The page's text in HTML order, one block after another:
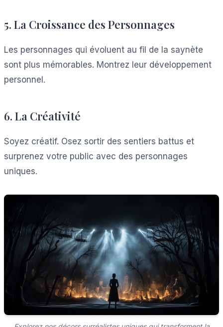
5. La Croissance des Personnages
Les personnages qui évoluent au fil de la saynète
sont plus mémorables. Montrez leur développement
personnel.
6. La Créativité
Soyez créatif. Osez sortir des sentiers battus et
surprenez votre public avec des personnages
uniques.